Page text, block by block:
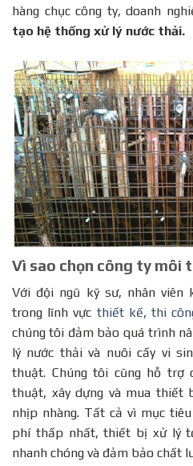
hàng chục công ty, doanh
tạo hệ thống xử lý nước thải.
Vì sao chọn công ty môi
Với đội ngũ kỹ sư, nhân viên
trong lĩnh vực thiết kế, thi
chúng tôi đảm bảo quá trình
lý nước thải và nuôi cấy vi
thuật. Chúng tôi cũng hỗ
thuật, xây dựng và mua thiết
nhịp nhàng. Tất cả vì mục
phí thấp nhất, thiết bị xử lý
nhanh chóng và đảm bảo chất